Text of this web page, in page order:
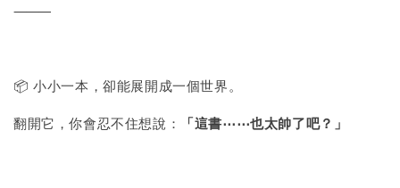
⸻
📦 小小一本，卻能展開成一個世界。
翻開它，你會忍不住想說：
「這書⋯⋯也太帥了吧？」